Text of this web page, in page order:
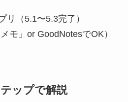
リ（5.1〜5.3完了）
モ」or GoodNotesでOK）
ップで解説